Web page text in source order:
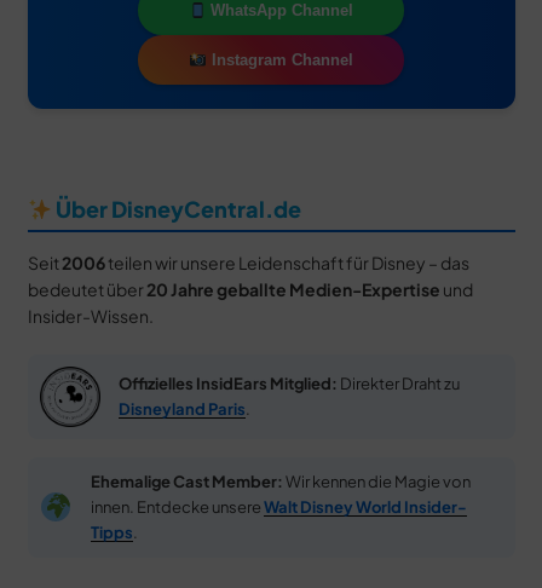
WhatsApp Channel
Instagram Channel
Über DisneyCentral.de
Seit 2006teilen wir unsere Leidenschaft für Disney – das
bedeutet über 20 Jahre geballte Medien-Expertise und
Insider-Wissen.
Offizielles InsidEars Mitglied: Direkter Draht zu
Disneyland Paris
Ehemalige Cast Member: Wir kennen die Magie von
innen. Entdecke unsereWalt Disney World Insider-
Tipps